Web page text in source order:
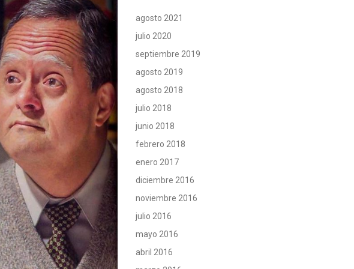
agosto 2021
julio 2020
septiembre 2019
agosto 2019
agosto 2018
julio 2018
junio 2018
febrero 2018
enero 2017
diciembre 2016
noviembre 2016
julio 2016
mayo 2016
abril 2016